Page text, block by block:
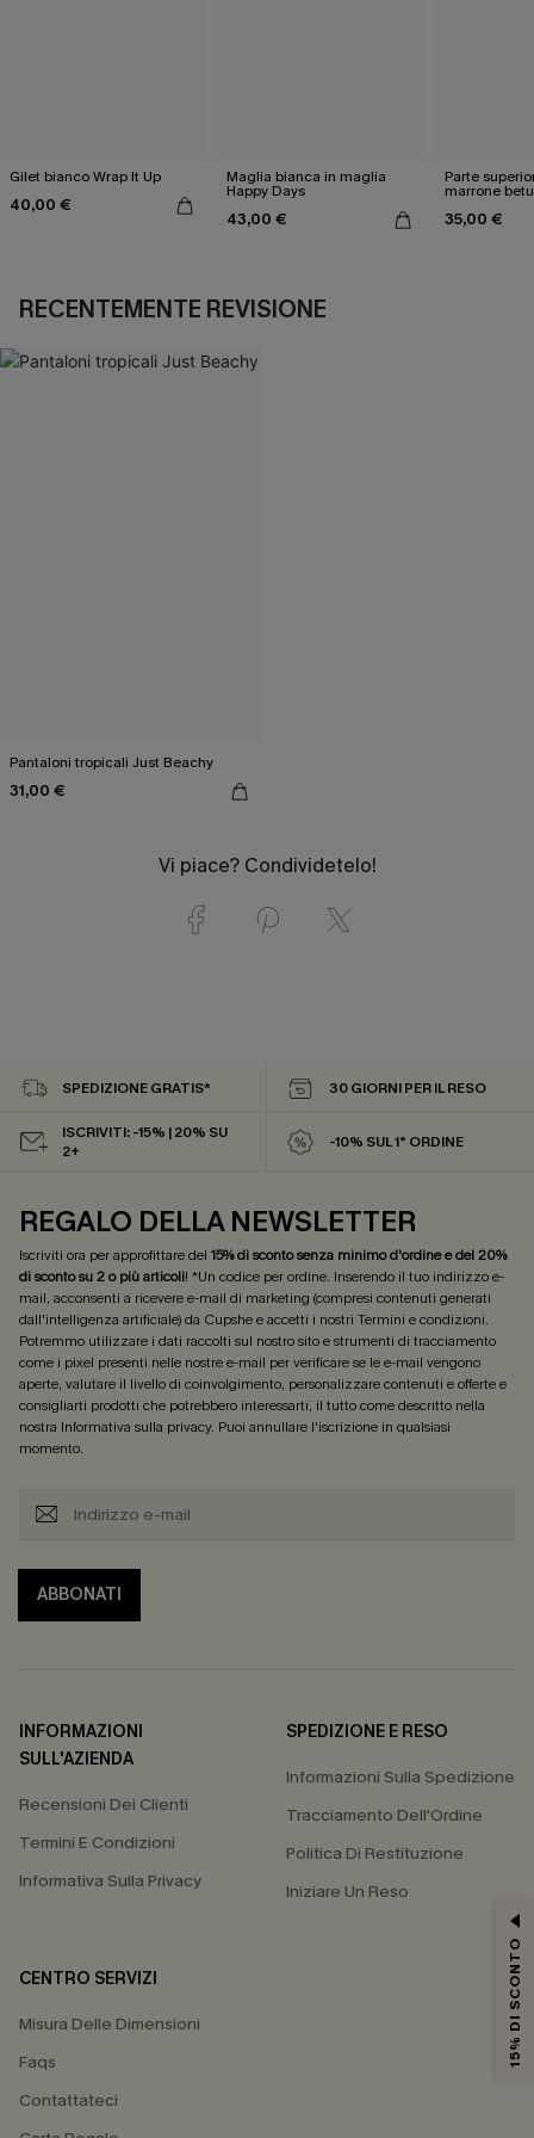
Gilet bianco Wrap It Up
40,00 €
Maglia bianca in maglia
Happy Days
43,00 €
Parte
marrone
35,00 €
RECENTEMENTE REVISIONE
Pantaloni tropicali Just Beachy
31,00 €
Vi piace? Condividetelo!
SPEDIZIONE GRATIS* 30 GIORNI PER IL RESO
ISCRIVITI: -15% | 20% SU
2+
-10% SUL 1° ORDINE
REGALO DELLA NEWSLETTER
Iscriviti ora per approfittare del 15% di sconto senza minimo d'ordine e del 20%
di sconto su 2 o più articoli! *Un codice per ordine. Inserendo il tuo indirizzo e-
mail, acconsenti a ricevere e-mail di marketing (compresi contenuti generati
dall'intelligenza artificiale) da Cupshe e accetti i nostri Termini e condizioni.
Potremmo utilizzare i dati raccolti sul nostro sito e strumenti di tracciamento
come i pixel presenti nelle nostre e-mail per verificare se le e-mail vengono
aperte, valutare il livello di coinvolgimento, personalizzare contenuti e offerte e
consigliarti prodotti che potrebbero interessarti, il tutto come descritto nella
nostra Informativa sulla privacy. Puoi annullare l'iscrizione in qualsiasi
momento.
ABBONATI
INFORMAZIONI
SULL'AZIENDA
Recensioni Dei Clienti
Termini E Condizioni
Informativa Sulla Privacy
SPEDIZIONE E RESO
Informazioni Sulla Spedizione
Tracciamento Dell'Ordine
Politica Di Restituzione
Iniziare Un Reso
CENTRO SERVIZI
Misura Delle Dimensioni
Faqs
Contattateci
15% DI SCONTO